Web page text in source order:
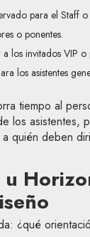
para el Staff
o ponentes.
los invitados VIP o
los asistentes
tiempo al
los asistentes,
quién deben
¿qué